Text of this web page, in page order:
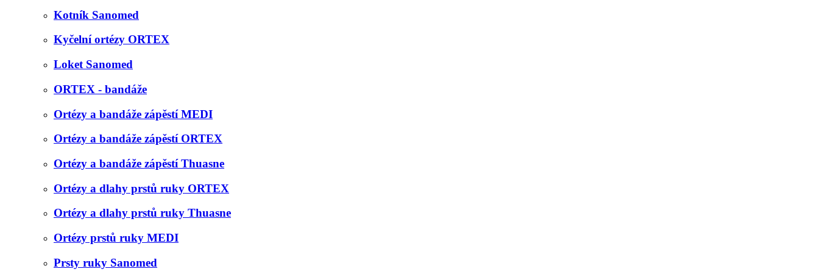
Kotník Sanomed
Kyčelní ortézy ORTEX
Loket Sanomed
ORTEX - bandáže
Ortézy a bandáže zápěstí MEDI
Ortézy a bandáže zápěstí ORTEX
Ortézy a bandáže zápěstí Thuasne
Ortézy a dlahy prstů ruky ORTEX
Ortézy a dlahy prstů ruky Thuasne
Ortézy prstů ruky MEDI
Prsty ruky Sanomed